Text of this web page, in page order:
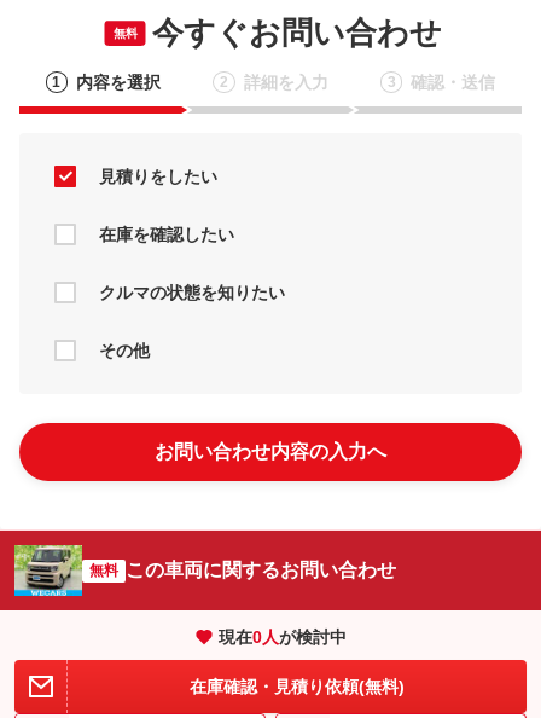
無料 今すぐお問い合わせ
1 内容を選択 2 詳細を入力 3 確認・送信
見積りをしたい
在庫を確認したい
クルマの状態を知りたい
その他
お問い合わせ内容の入力へ
無料 この車両に関するお問い合わせ
現在0人が検討中
在庫確認・見積り依頼(無料)